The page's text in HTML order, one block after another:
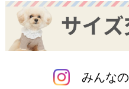
みんな